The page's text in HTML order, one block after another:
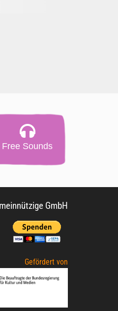
Free Sounds
GmbH
Gefördert von